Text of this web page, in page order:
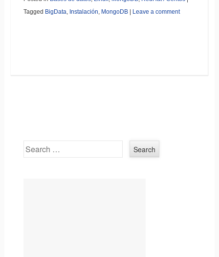
Tagged BigData Instalación MongoDB | Leave a comment
Search